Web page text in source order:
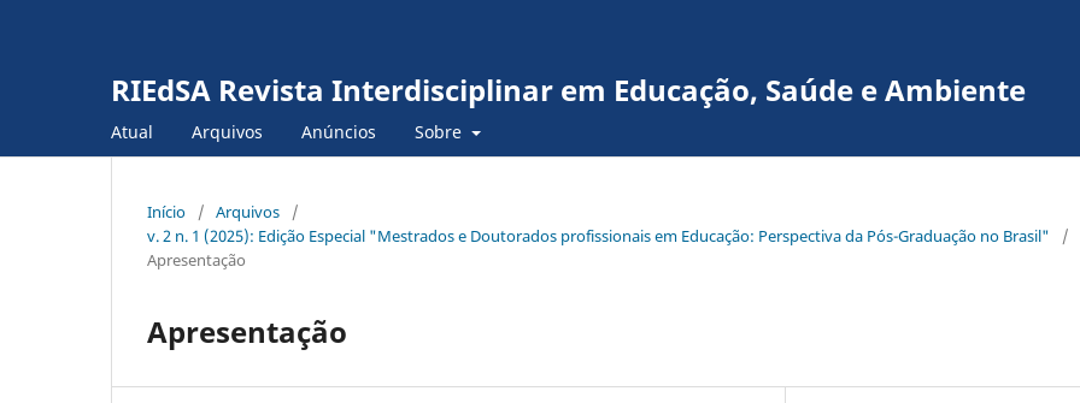
RIEdSA Revista Interdisciplinar em Educação, Saúde e Ambiente
Atual Arquivos Anúncios Sobre
Início / Arquivos
/
v. 2 n. 1 (2025): Edição Especial "Mestrados e Doutorados profissionais em Educação: Perspectiva da Pós-Graduação no Brasil"
/
Apresentação
Apresentação